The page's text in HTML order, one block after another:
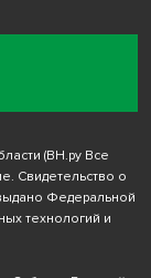
(ВН.ру Все
Свидетельство о
Федеральной
технологий и